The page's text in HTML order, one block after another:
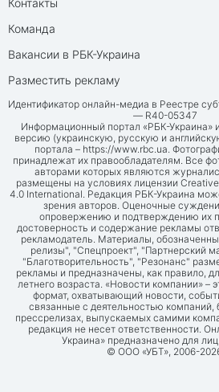
Контакты
Команда
Вакансии в РБК-Украина
Разместить рекламу
Идентификатор онлайн-медиа в Реестре
— R40-05347
Информационный портал «РБК-Украина»
версию (украинскую, русскую и
портала – https://www.rbc.ua.
принадлежат их правообладателям. Все
авторами которых являются
размещены на условиях лицензии
4.0 International. Редакция РБК-Украина
зрения авторов. Оценочные
опровержению и подтверждению их
достоверность и содержание рекламы
рекламодатель. Материалы,
релизы", "Спецпроект", "Партнерский
"Благотворительность", "Резонанс"
рекламы и предназначены, как правило,
летнего возраста. «Новости компании» –
формат, охватывающий новости,
связанные с деятельностью
прессрелизах, выпускаемых самими
редакция не несет ответственности.
Украина» предназначено для лиц
© ООО «УБТ», 2006-